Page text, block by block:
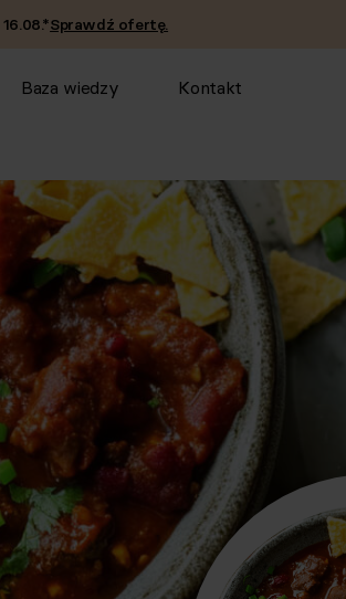
16.08.*Sprawdź ofertę.
Baza wiedzy Kontakt